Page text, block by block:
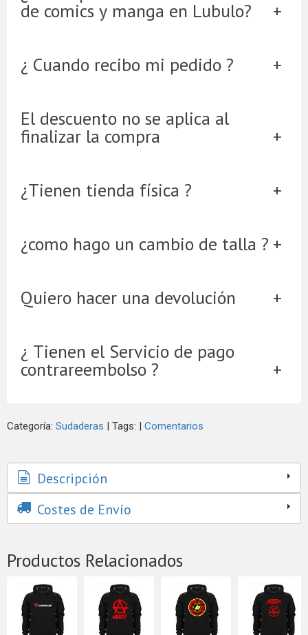
de comics y manga en Lubulo?
¿ Cuando recibo mi pedido ?
El descuento no se aplica al
finalizar la compra
¿Tienen tienda física ?
¿como hago un cambio de talla ?
Quiero hacer una devolución
¿ Tienen el Servicio de pago
contrareembolso ?
Categoría: Sudaderas | Tags: | Comentarios
Descripción
Costes de Envío
Productos Relacionados